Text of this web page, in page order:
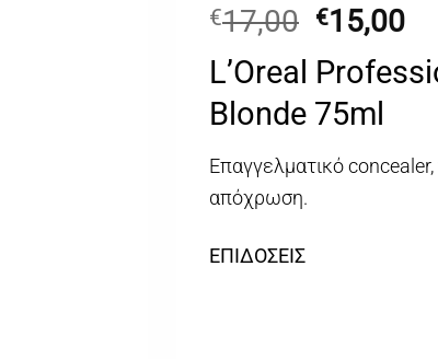
€17,00 Original
price
was:
€17,00.
€15,00Η
L’Oreal
Blonde 75ml
Επαγγελματικό
απόχρωση.
ΕΠΙΔΟΣΕΙΣ